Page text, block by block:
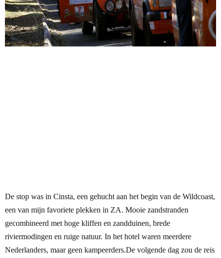
De stop was in Cinsta, een gehucht aan het begin van de Wildcoast,
een van mijn favoriete plekken in ZA. Mooie zandstranden
gecombineerd met hoge kliffen en zandduinen, brede
riviermodingen en ruige natuur. In het hotel waren meerdere
Nederlanders, maar geen kampeerders.De volgende dag zou de reis